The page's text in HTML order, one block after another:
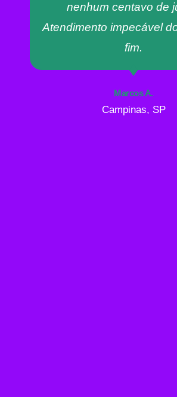
nenhum centavo de
Atendimento impecável
fim.
Marcos A.
Campinas, SP